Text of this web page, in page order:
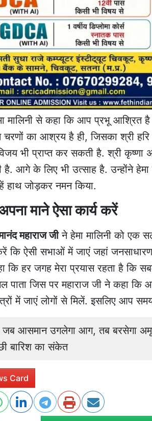
मालिनी से कहा कि आप प्रभू आश्रित
चरणों का आश्रय है ही, जिसका श्री
भी प्राप्त कर सकती है. श्री कृष्णा
आगे के लिए भी उत्साह है. उन्होंने हेमा
हाथ जोड़कर नमन किया.
माने ऐसा कार्य करें
महाराज जीने हेमा मालिनी को एक
कि ऐसी सभाओं में जाएं जहां
कि हर जगह मेरा प्रयास रहता है कि
पाता जिस पर महाराज जी ने कहा कि
में जाएं लोगों से मिलें. इसलिए आप
जब आसमान उगलेगा आग, तब बरसेगा
बारिश का संकेत
Card